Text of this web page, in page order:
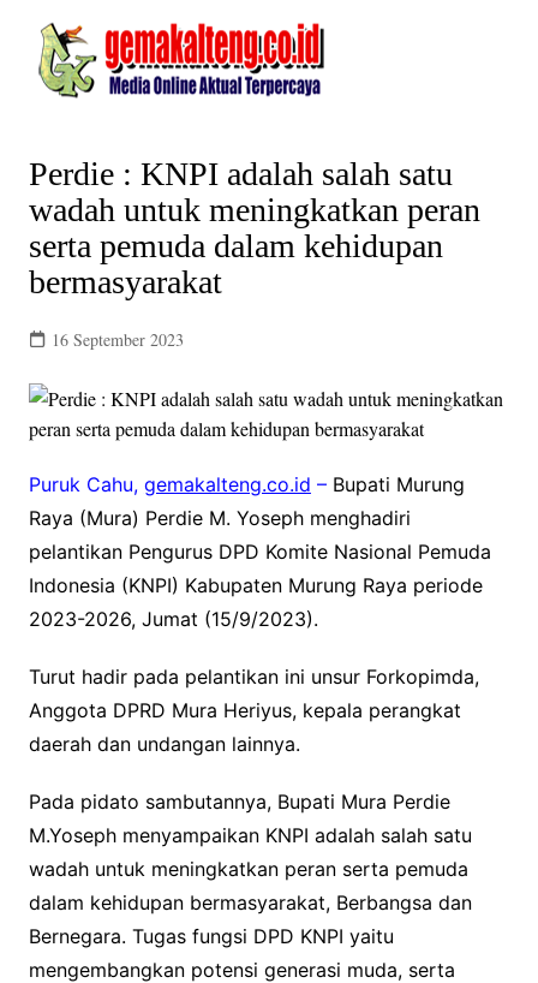
content
Perdie : KNPI adalah salah satu
wadah untuk meningkatkan peran
serta pemuda dalam kehidupan
bermasyarakat
16 September 2023
Puruk Cahu, gemakalteng.co.id –Bupati Murung
Raya (Mura) Perdie M. Yoseph menghadiri
pelantikan Pengurus DPD Komite Nasional Pemuda
Indonesia (KNPI) Kabupaten Murung Raya periode
2023-2026, Jumat (15/9/2023).
Turut hadir pada pelantikan ini unsur Forkopimda,
Anggota DPRD Mura Heriyus, kepala perangkat
daerah dan undangan lainnya.
Pada pidato sambutannya, Bupati Mura Perdie
M.Yoseph menyampaikan KNPI adalah salah satu
wadah untuk meningkatkan peran serta pemuda
dalam kehidupan bermasyarakat, Berbangsa dan
Bernegara. Tugas fungsi DPD KNPI yaitu
mengembangkan potensi generasi muda, serta